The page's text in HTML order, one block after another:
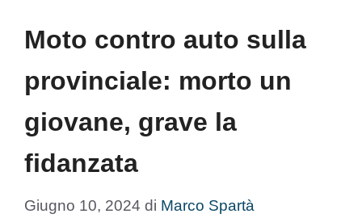
Moto contro auto sulla
provinciale: morto un
giovane, grave la
fidanzata
Giugno 10, 2024 di Marco Spartà